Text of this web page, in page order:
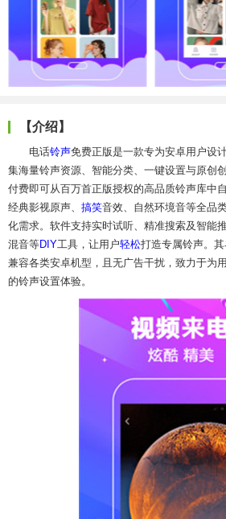
【介绍】
电话铃声免费正版是一款专为安卓用户设
集海量铃声资源、智能分类、一键设置与原创
付费即可从百万首正版授权的高品质铃声库中
经典影视原声、 搞笑音效、自然环境音等全品
化需求。软件支持实时试听、精准搜索及智能
混音等DIY工具，让用户轻松打造专属铃声。
兼容各类安卓机型，且无广告干扰，致力于为
的铃声设置体验。